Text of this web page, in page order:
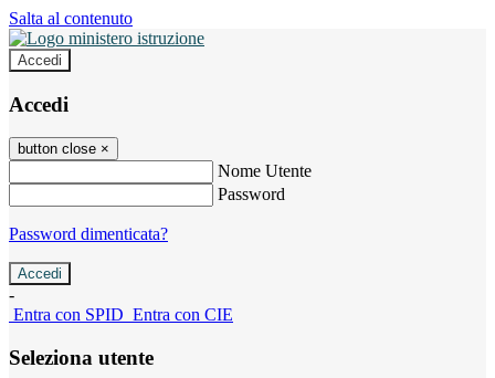
Salta al contenuto
Accedi
Accedi
button close ×
Nome Utente
Password
Password dimenticata?
-
Entra con SPID Entra con CIE
Seleziona utente